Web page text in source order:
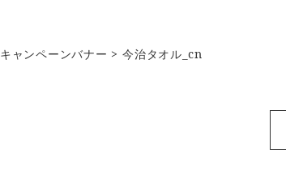
キャンペーンバナー 今治タオル_cn